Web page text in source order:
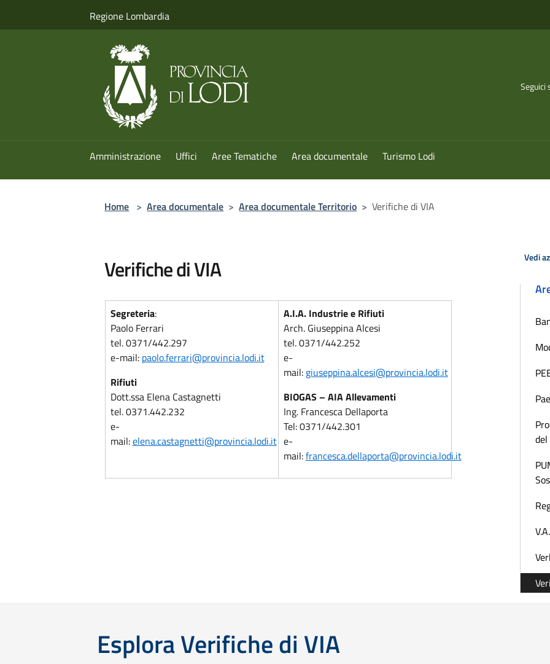
Regione Lombardia
Seguici
Amministrazione Uffici Aree Tematiche Area documentale Turismo Lodi
Home > Area documentale > Area documentale Territorio > Verifiche di VIA
Verifiche di VIA
Segreteria:
Paolo Ferrari
tel. 0371/442.297
e-mail: paolo.ferrari@provincia.lodi.it
Rifiuti
Dott.ssa Elena Castagnetti
tel. 0371.442.232
e-
mail:elena.castagnetti@provincia.lodi.it
A.I.A. Industrie e Rifiuti
Arch. Giuseppina Alcesi
tel. 0371/442.252
e-
mail: giuseppina.alcesi@provincia.lodi.it
BIOGAS – AIA Allevamenti
Ing. Francesca Dellaporta
Tel: 0371/442.301
e-
mail:francesca.dellaporta@provincia.lodi.it
Vedi
del
Esplora Verifiche di VIA